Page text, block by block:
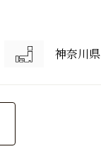
神奈川県